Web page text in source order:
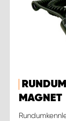
MAGNET